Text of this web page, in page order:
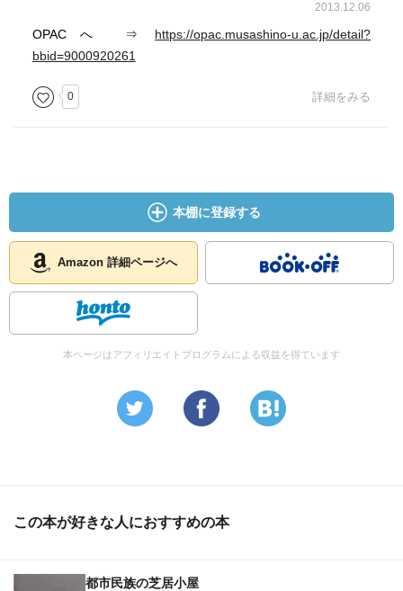
2013.12.06
OPACへ ⇒ https://opac.musashino-u.ac.jp/detail?
bbid=9000920261
0 詳細をみる
本棚に登録する
Amazon 詳細ページへ
本ページはアフィリエイトプログラムによる収益を得ています
この本が好きな人におすすめの本
都市民族の芝居小屋